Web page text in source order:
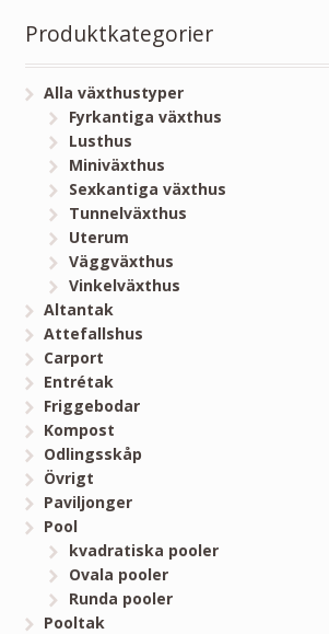
Produktkategorier
Alla växthustyper
Fyrkantiga växthus
Lusthus
Miniväxthus
Sexkantiga växthus
Tunnelväxthus
Uterum
Väggväxthus
Vinkelväxthus
Altantak
Attefallshus
Carport
Entrétak
Friggebodar
Kompost
Odlingsskåp
Övrigt
Paviljonger
Pool
kvadratiska pooler
Ovala pooler
Runda pooler
Pooltak